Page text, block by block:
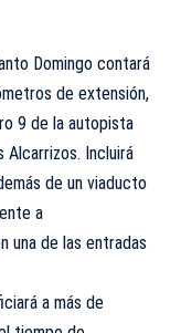
Domingo contará
de extensión,
9 de la autopista
Alcarrizos. Incluirá
de un viaducto
a
una de las entradas
a más de